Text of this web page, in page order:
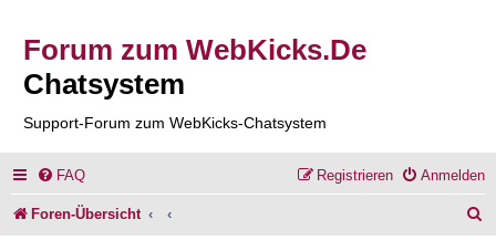
Forum zum WebKicks.De
Chatsystem
Support-Forum zum WebKicks-Chatsystem
FAQ Anmelden
Registrieren
Foren-Übersicht